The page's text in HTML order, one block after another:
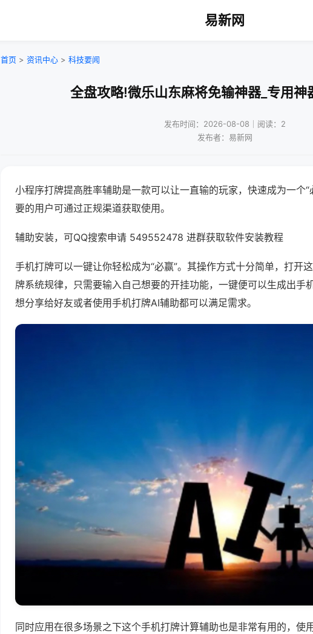
易新网
首页 > 资讯中心 > 科技要闻
全盘攻略!微乐山东麻将免输神器_专用神
发布时间：2026-08-08｜阅读：2
发布者：易新网
小程序打牌提高胜率辅助是一款可以让一直输的玩家，快速成为一个
要的用户可通过正规渠道获取使用。
辅助安装，可QQ搜索申请 549552478 进群获取软件安装教程
手机打牌可以一键让你轻松成为“必赢”。其操作方式十分简单，打开
牌系统规律，只需要输入自己想要的开挂功能，一键便可以生成出手
想分享给好友或者使用手机打牌AI辅助都可以满足需求。
同时应用在很多场景之下这个手机打牌计算辅助也是非常有用的，使